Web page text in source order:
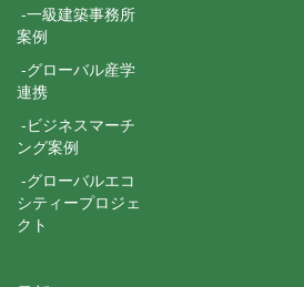
-一級建築事務所
案例
-グローバル産学
連携
-ビジネスマーチ
ング案例
-グローバルエコ
シティープロジェ
クト